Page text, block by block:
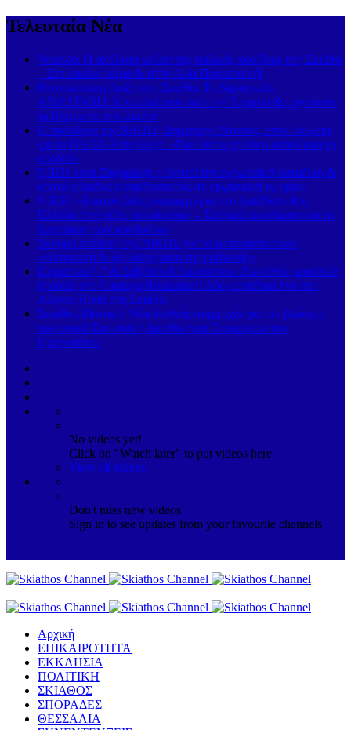
Τελευταία Νέα
Vesuvio: Η απόλυτη γεύση της ιταλικής κουζίνας στη Σκιάθο
– Στο λιμάνι, τώρα & στην Αγία Παρασκευή!
Εντυπωσιακή άφιξη στη Σκιάθο: Το Superyacht
ANASTASIA K κατέπλευσε από την Τουρκία & μαγνήτισε
τα βλέμματα στο λιμάνι
Ο πρόεδρος της ΝΙΚΗΣ, Δημήτρης Νατσιός, στην Τούμπα
για το ΠΑΟΚ-Άντερλεχτ: «Εκεί όπου χτυπά η ασπρόμαυρη
καρδιά»
ΝΙΚΗ κατά Ζαχαράκη: «Αγνοεί την ευρωπαϊκή καταδίκη &
κρατά χιλιάδες εκπαιδευτικούς σε εργασιακή ομηρία»
ΝΙΚΗ: «Εκατοντάδες εκατομμύρια στο AntiNero & η
Ελλάδα συνεχίζει να καίγεται» – Σκληρά ερωτήματα για τη
διαχείριση των κονδυλίων
Σκληρή επίθεση της ΝΙΚΗΣ για το μεταναστευτικό:
«Αποτροπή & όχι διαχείριση της εισβολής»
Παρασκευή 7 & Σάββατο 8 Αυγούστου: Ζωντανές μουσικές
βραδιές στο Carnayo Restaurant! Δύο μοναδικά live στο
Alkyon Hotel στη Σκιάθο
Σκιάθος-Μονακό: Νέα διεθνής συμμαχία για τον βιώσιμο
τουρισμό! Στο νησί η Διευθύντρια Τουρισμού του
Πριγκιπάτου
No videos yet!
Click on "Watch later" to put videos here
View all videos
Don't miss new videos
Sign in to see updates from your favourite channels
Αρχική
ΕΠΙΚΑΙΡΟΤΗΤΑ
ΕΚΚΛΗΣΙΑ
ΠΟΛΙΤΙΚΗ
ΣΚΙΑΘΟΣ
ΣΠΟΡΑΔΕΣ
ΘΕΣΣΑΛΙΑ